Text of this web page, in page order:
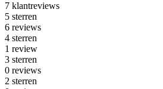
7 klantreviews
5 sterren
6 reviews
4 sterren
1 review
3 sterren
0 reviews
2 sterren